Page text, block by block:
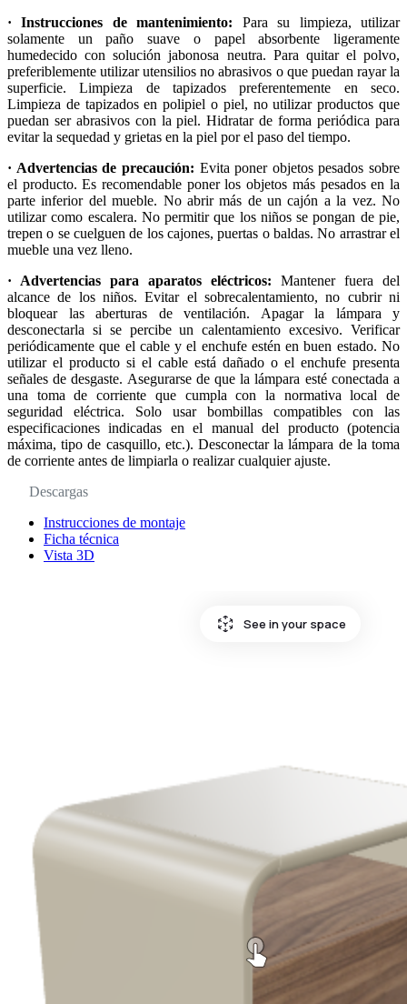
· Instrucciones de mantenimiento: Para su limpieza, utilizar
solamente un paño suave o papel absorbente ligeramente
humedecido con solución jabonosa neutra. Para quitar el polvo,
preferiblemente utilizar utensilios no abrasivos o que puedan rayar la
superficie. Limpieza de tapizados preferentemente en seco.
Limpieza de tapizados en polipiel o piel, no utilizar productos que
puedan ser abrasivos con la piel. Hidratar de forma periódica para
evitar la sequedad y grietas en la piel por el paso del tiempo.
· Advertencias de precaución: Evita poner objetos pesados sobre
el producto. Es recomendable poner los objetos más pesados en la
parte inferior del mueble. No abrir más de un cajón a la vez. No
utilizar como escalera. No permitir que los niños se pongan de pie,
trepen o se cuelguen de los cajones, puertas o baldas. No arrastrar el
mueble una vez lleno.
· Advertencias para aparatos eléctricos: Mantener fuera del
alcance de los niños. Evitar el sobrecalentamiento, no cubrir ni
bloquear las aberturas de ventilación. Apagar la lámpara y
desconectarla si se percibe un calentamiento excesivo. Verificar
periódicamente que el cable y el enchufe estén en buen estado. No
utilizar el producto si el cable está dañado o el enchufe presenta
señales de desgaste. Asegurarse de que la lámpara esté conectada a
una toma de corriente que cumpla con la normativa local de
seguridad eléctrica. Solo usar bombillas compatibles con las
especificaciones indicadas en el manual del producto (potencia
máxima, tipo de casquillo, etc.). Desconectar la lámpara de la toma
de corriente antes de limpiarla o realizar cualquier ajuste.
Descargas
Instrucciones de montaje
Ficha técnica
Vista 3D